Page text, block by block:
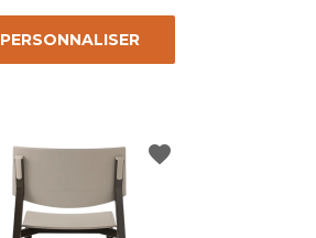
PERSONNALISER
favorite